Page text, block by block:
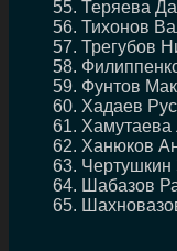
Теряева
Тихонов
Трегубов
Фунтов
Хадаев
Ханюков
Чертушкин
Шабазов